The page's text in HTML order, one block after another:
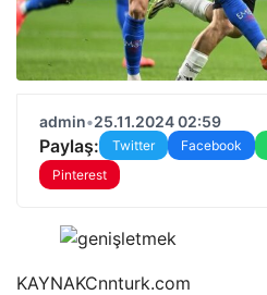
admin•25.11.2024 02:59
Paylaş: Twitter Facebook
Pinterest
KAYNAKCnnturk.com